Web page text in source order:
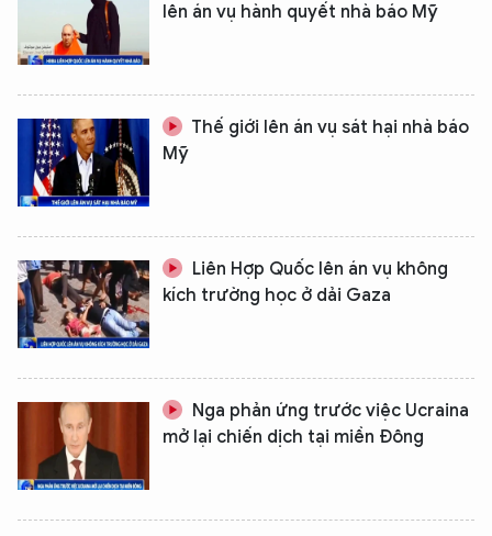
lên án vụ hành quyết nhà báo Mỹ
Thế giới lên án vụ sát hại nhà báo
Mỹ
Liên Hợp Quốc lên án vụ không
kích trường học ở dải Gaza
Nga phản ứng trước việc Ucraina
mở lại chiến dịch tại miền Đông